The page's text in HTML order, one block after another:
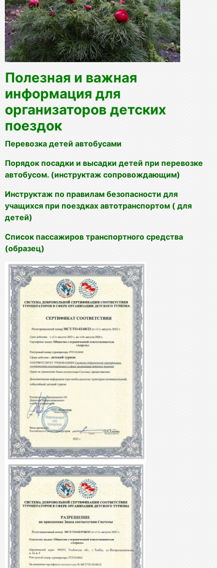
Полезная и важная
информация для
организаторов детских
поездок
Перевозка детей автобусами
Порядок посадки и высадки детей при перевозке
автобусом. (инструктаж сопровождающим)
Инструктаж по правилам безопасности для
учащихся при поездках автотранспортом ( для
детей)
Список пассажиров транспортного средства
(образец)